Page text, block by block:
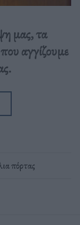
μας, τα
αγγίζουμε
πόρτας